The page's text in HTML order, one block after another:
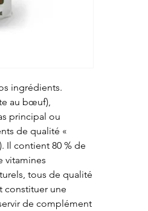
ingrédients.
au bœuf),
principal ou
de qualité «
Il contient 80 % de
vitamines
tous de qualité
constituer une
de complément